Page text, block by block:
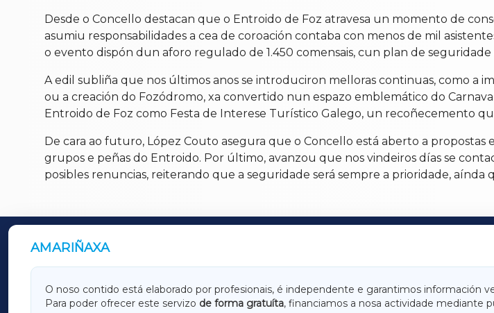
Desde o Concello destacan que o Entroido de Foz atravesa un momento de
asumiu responsabilidades a cea de coroación contaba con menos de mil
o evento dispón dun aforo regulado de 1.450 comensais, cun plan de
A edil subliña que nos últimos anos se introduciron melloras continuas, como a
ou a creación do Fozódromo, xa convertido nun espazo emblemático do
Entroido de Foz como Festa de Interese Turístico Galego, un recoñecemento
De cara ao futuro, López Couto asegura que o Concello está aberto a propostas
grupos e peñas do Entroido. Por último, avanzou que nos vindeiros días se
posibles renuncias, reiterando que a seguridade será sempre a prioridade,
AMARIÑAXA
O noso contido está elaborado por profesionais, é independente e garantimos información
Para poder ofrecer este servizo de forma gratuíta, financiamos a nosa actividade mediante
OUTROS PERIÓDICOS
GALICIAXA LUGOXA
AMARIÑAXA
RIBEIRASACRAXA